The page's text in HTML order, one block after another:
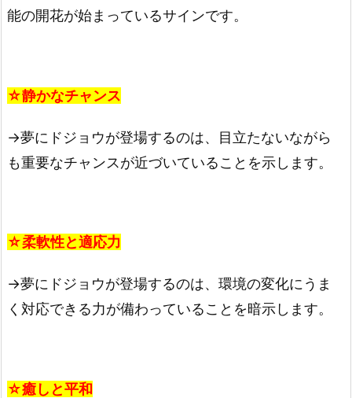
能の開花が始まっているサインです。
☆静かなチャンス
→夢にドジョウが登場するのは、目立たないながら
も重要なチャンスが近づいていることを示します。
☆柔軟性と適応力
→夢にドジョウが登場するのは、環境の変化にうま
く対応できる力が備わっていることを暗示します。
☆癒しと平和